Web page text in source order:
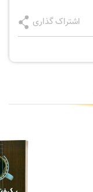
اشتراک گذاری